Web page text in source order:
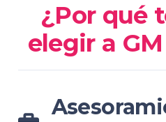
¿Por qué
elegir a